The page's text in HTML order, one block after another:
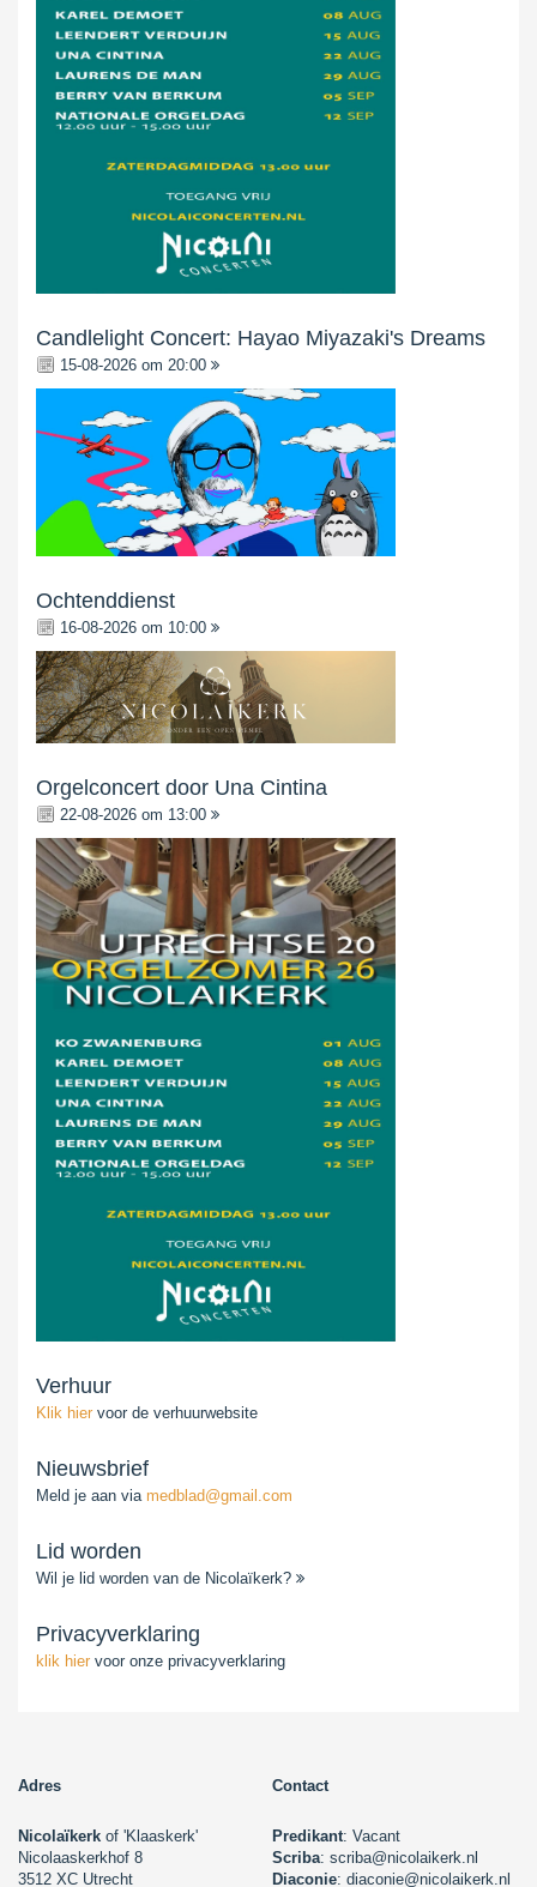
Candlelight Concert: Hayao Miyazaki's Dreams
15-08-2026 om 20:00
Ochtenddienst
16-08-2026 om 10:00
Orgelconcert door Una Cintina
22-08-2026 om 13:00
Verhuur
Klik hier voor de verhuurwebsite
Nieuwsbrief
Meld je aan via medblad@gmail.com
Lid worden
Wil je lid worden van de Nicolaïkerk?
Privacyverklaring
klik hier voor onze privacyverklaring
Adres Contact
Nicolaïkerk of 'Klaaskerk'
Nicolaaskerkhof 8
3512 XC Utrecht
Predikant: Vacant
Scriba: scriba@nicolaikerk.nl
Diaconie: diaconie@nicolaikerk.nl